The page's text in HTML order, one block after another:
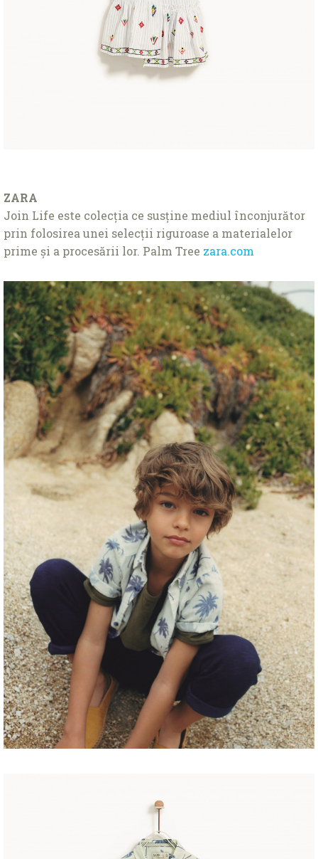
ZARA
Join Life este colecţia ce susţine mediul înconjurător
prin folosirea unei selecţii riguroase a materialelor
prime și a procesării lor. Palm Tree zara.com